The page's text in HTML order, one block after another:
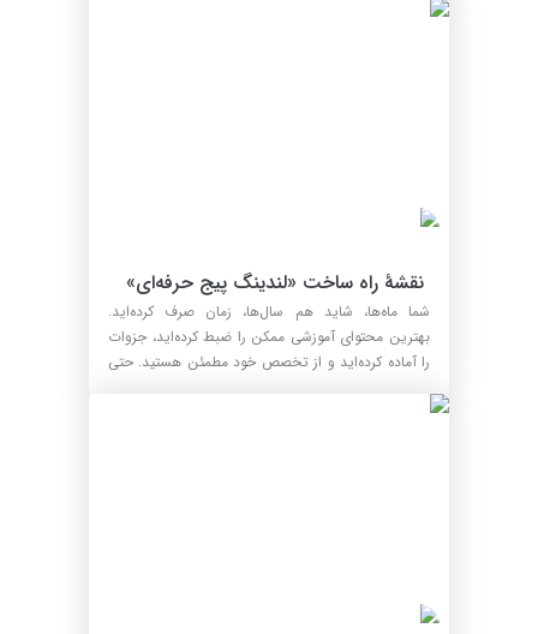
برای مدرسین
شما ماه‌ها، شاید هم سال‌ها، زمان صرف کرده‌اید.
بهترین محتوای آموزشی ممکن را ضبط کرده‌اید، جزوات
را آماده کرده‌اید و از تخصص خود مطمئن هستید. حتی